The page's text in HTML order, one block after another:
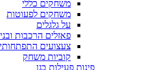
משחקים כללי
משחקים לפעוטות
על גלגלים
פאזלים הרכבות
צעצועים
קוביות משחק
פינות פעילות בגן